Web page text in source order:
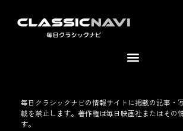
毎日クラシックナビの情報サイトに掲載の記事・
載を禁止します。著作権は毎日映画社またはその
す。